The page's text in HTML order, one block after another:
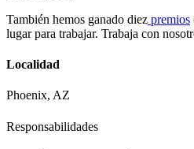
También hemos ganado diez premios
lugar para trabajar. Trabaja con
Localidad
Phoenix, AZ
Responsabilidades